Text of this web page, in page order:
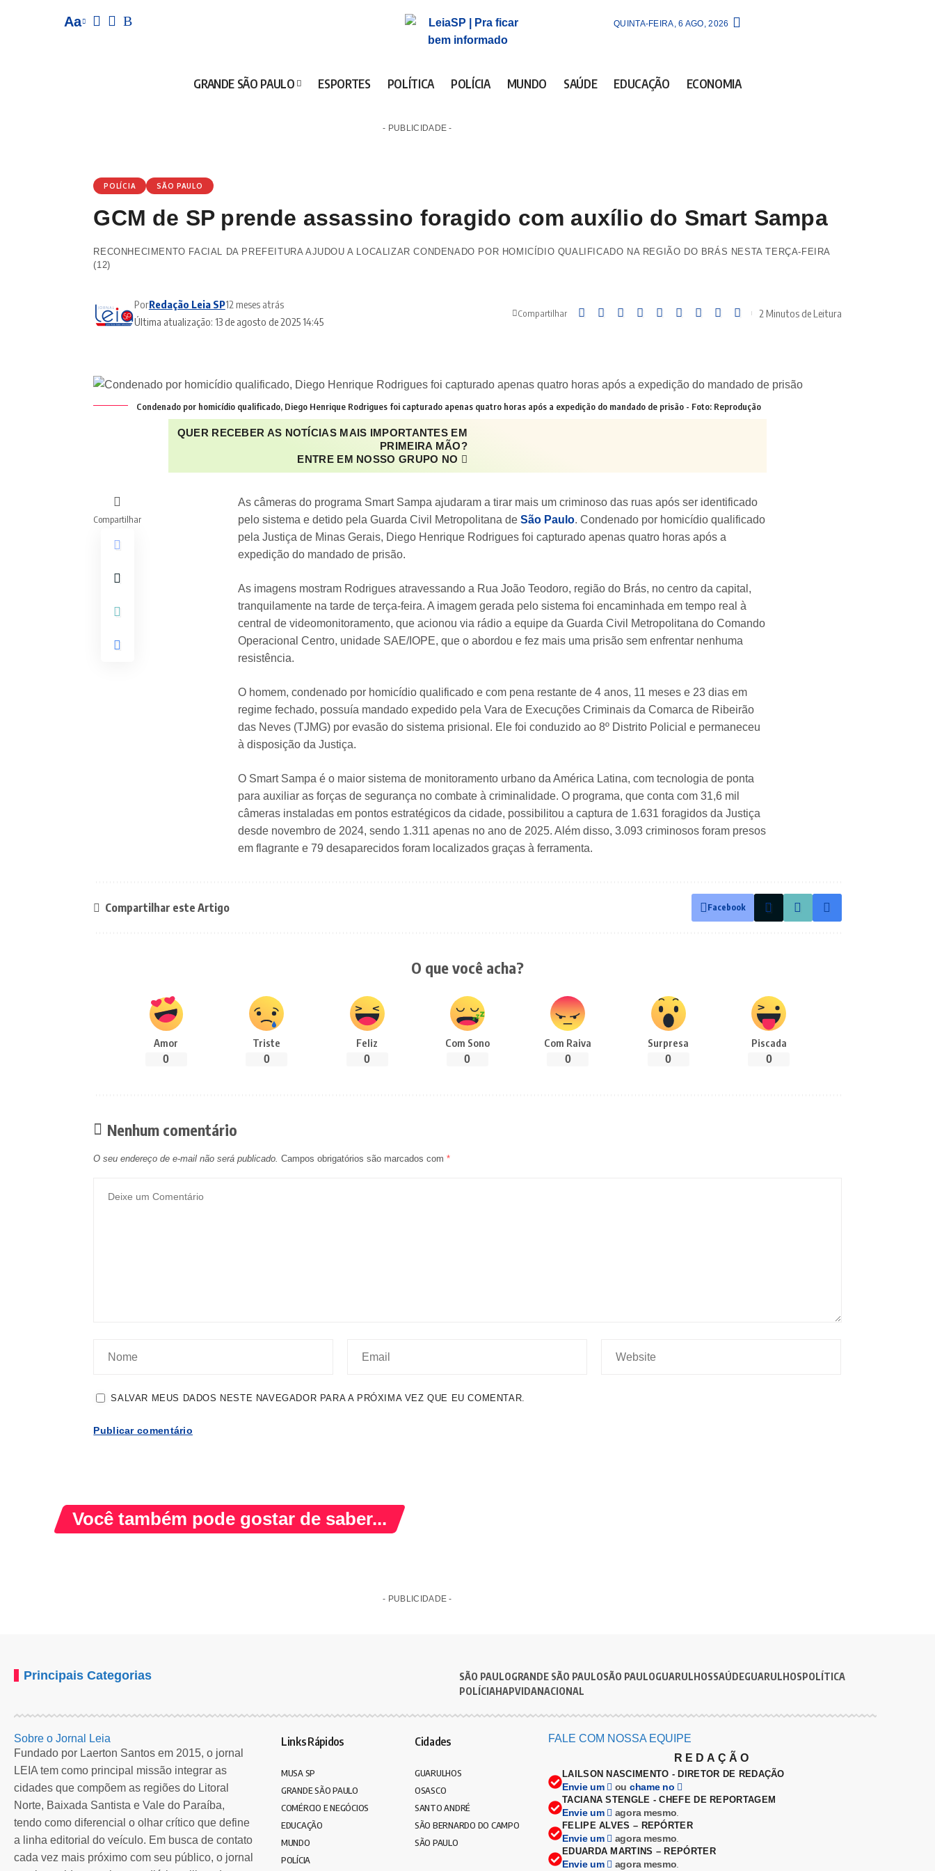
Aa QUINTA-FEIRA, 6 AGO, 2026
GRANDE SÃO PAULO ESPORTES POLÍTICA POLÍCIA MUNDO SAÚDE EDUCAÇÃO ECONOMIA
- PUBLICIDADE -
POLÍCIA SÃO PAULO
GCM de SP prende assassino foragido com auxílio do Smart Sampa
RECONHECIMENTO FACIAL DA PREFEITURA AJUDOU A LOCALIZAR CONDENADO POR HOMICÍDIO QUALIFICADO NA REGIÃO DO BRÁS NESTA TERÇA-FEIRA
(12)
Última atualização: 13 de agosto de 2025 14:45
PorRedação Leia SP12 meses atrás
Compartilhar 2 Minutos de Leitura
Condenado por homicídio qualificado, Diego Henrique Rodrigues foi capturado apenas quatro horas após a expedição do mandado de prisão - Foto: Reprodução
QUER RECEBER AS NOTÍCIAS MAIS IMPORTANTES EM
PRIMEIRA MÃO?
ENTRE EM NOSSO GRUPO NO
Compartilhar
As câmeras do programa Smart Sampa ajudaram a tirar mais um criminoso das ruas após ser identificado
pelo sistema e detido pela Guarda Civil Metropolitana de São Paulo. Condenado por homicídio qualificado
pela Justiça de Minas Gerais, Diego Henrique Rodrigues foi capturado apenas quatro horas após a
expedição do mandado de prisão.
As imagens mostram Rodrigues atravessando a Rua João Teodoro, região do Brás, no centro da capital,
tranquilamente na tarde de terça-feira. A imagem gerada pelo sistema foi encaminhada em tempo real à
central de videomonitoramento, que acionou via rádio a equipe da Guarda Civil Metropolitana do Comando
Operacional Centro, unidade SAE/IOPE, que o abordou e fez mais uma prisão sem enfrentar nenhuma
resistência.
O homem, condenado por homicídio qualificado e com pena restante de 4 anos, 11 meses e 23 dias em
regime fechado, possuía mandado expedido pela Vara de Execuções Criminais da Comarca de Ribeirão
das Neves (TJMG) por evasão do sistema prisional. Ele foi conduzido ao 8º Distrito Policial e permaneceu
à disposição da Justiça.
O Smart Sampa é o maior sistema de monitoramento urbano da América Latina, com tecnologia de ponta
para auxiliar as forças de segurança no combate à criminalidade. O programa, que conta com 31,6 mil
câmeras instaladas em pontos estratégicos da cidade, possibilitou a captura de 1.631 foragidos da Justiça
desde novembro de 2024, sendo 1.311 apenas no ano de 2025. Além disso, 3.093 criminosos foram presos
em flagrante e 79 desaparecidos foram localizados graças à ferramenta.
Compartilhar este Artigo Facebook
O que você acha?
Amor
0
Triste
0
Feliz
0
Com Sono
0
Com Raiva
0
Surpresa
0
Piscada
0
Nenhum comentário
O seu endereço de e-mail não será publicado. Campos obrigatórios são marcados com*
SALVAR MEUS DADOS NESTE NAVEGADOR PARA A PRÓXIMA VEZ QUE EU COMENTAR.
Você também pode gostar de saber...
- PUBLICIDADE -
Principais Categorias SÃO PAULOGRANDE SÃO PAULOSÃO PAULOGUARULHOSSAÚDEGUARULHOSPOLÍTICA
POLÍCIAHAPVIDANACIONAL
Sobre o Jornal Leia
Fundado por Laerton Santos em 2015, o jornal
LEIA tem como principal missão integrar as
cidades que compõem as regiões do Litoral
Norte, Baixada Santista e Vale do Paraíba,
tendo como diferencial o olhar crítico que define
a linha editorial do veículo. Em busca de contato
cada vez mais próximo com seu público, o jornal
Links Rápidos
MUSA SP
GRANDE SÃO PAULO
COMÉRCIO E NEGÓCIOS
EDUCAÇÃO
MUNDO
POLÍCIA
Cidades
GUARULHOS
OSASCO
SANTO ANDRÉ
SÃO BERNARDO DO CAMPO
SÃO PAULO
FALE COM NOSSA EQUIPE
REDAÇÃO
LAILSON NASCIMENTO - DIRETOR DE REDAÇÃO
Envie um ou chame no
TACIANA STENGLE - CHEFE DE REPORTAGEM
Envie um agora mesmo
FELIPE ALVES – REPÓRTER
Envie um agora mesmo
EDUARDA MARTINS – REPÓRTER
Envie um agora mesmo